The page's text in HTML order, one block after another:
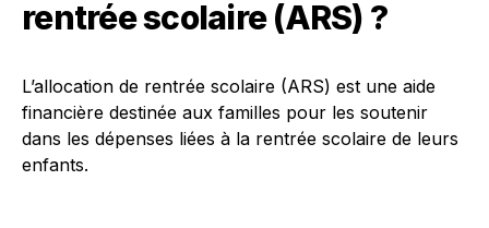
rentrée scolaire (ARS) ?
L’allocation de rentrée scolaire (ARS) est une aide
financière destinée aux familles pour les soutenir
dans les dépenses liées à la rentrée scolaire de leurs
enfants.